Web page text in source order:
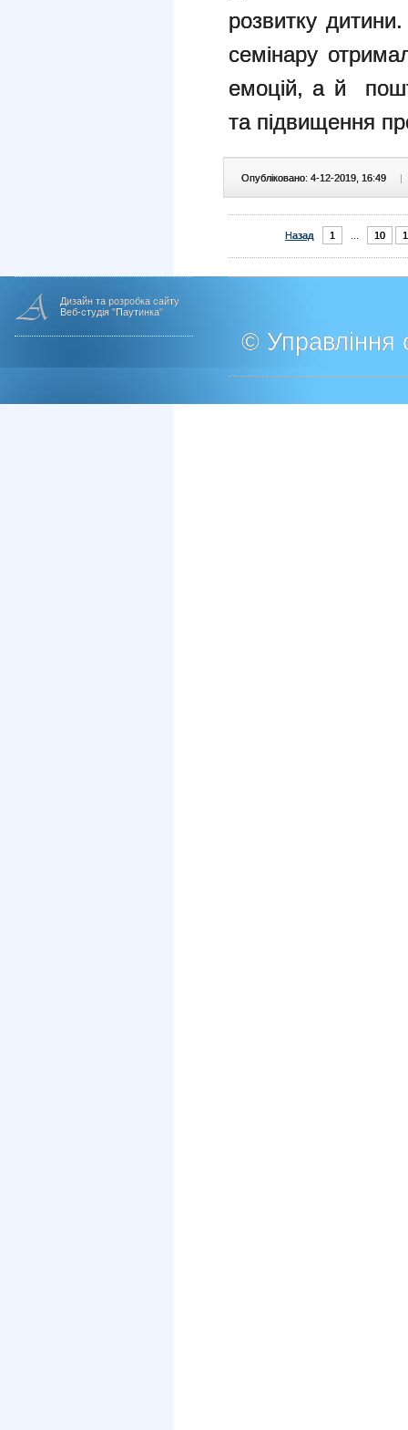
розвитку
семінару
емоцій, а й
та підвищення
Опубліковано: 4-12-2019, 16:49 |
Назад 1 10
Дизайн та розробка сайту
Веб-студія "Паутинка"
© Управління